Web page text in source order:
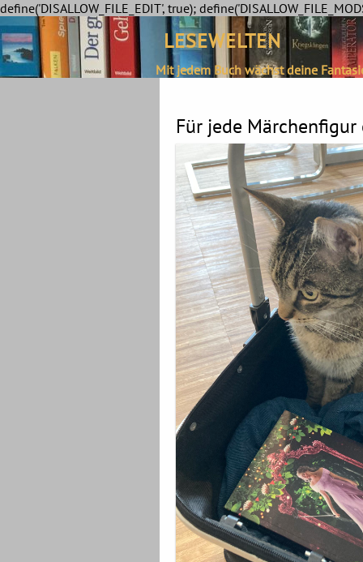
define('DISALLOW_FILE_EDIT', true);
LESEWELTEN
Mit jedem Buch wächst deine
Für jede Märchenfigur